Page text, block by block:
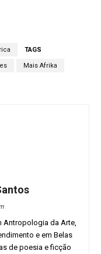
TAGS
Mais Afrika
Antropologia da Arte,
e em Belas
de poesia e ficção